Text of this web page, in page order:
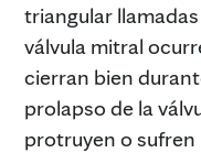
triangular
válvula mitral
cierran bien
prolapso de la
protruyen o